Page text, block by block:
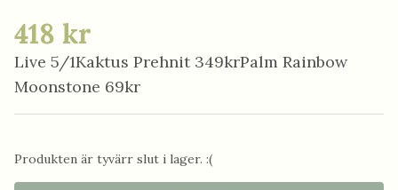
418 kr
Live 5/1Kaktus Prehnit 349krPalm Rainbow
Moonstone 69kr
Produkten är tyvärr slut i lager. :(